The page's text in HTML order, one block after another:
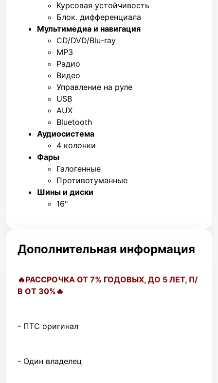
Курсовая устойчивость
Блок. дифференциала
Мультимедиа и навигация
CD/DVD/Blu-ray
MP3
Радио
Видео
Управление на руле
USB
AUX
Bluetooth
Аудиосистема
4 колонки
Фары
Галогенные
Противотуманные
Шины и диски
16"
Дополнительная информация
🔥PACCPOЧКА ОТ 7% ГОДОBЫХ, ДO 5 ЛЕT, П/
В ОT 30%🔥
- ПТС оригинал
- Один владелец